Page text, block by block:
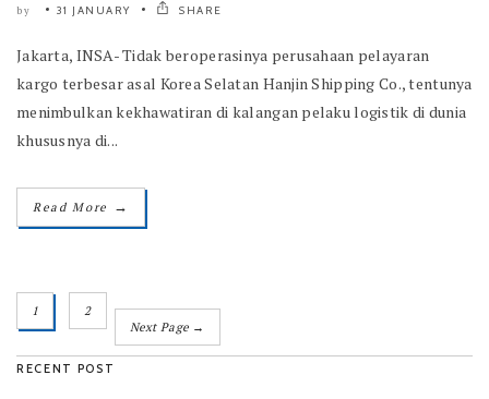
by 31 JANUARY SHARE
Jakarta, INSA- Tidak beroperasinya perusahaan pelayaran
kargo terbesar asal Korea Selatan Hanjin Shipping Co., tentunya
menimbulkan kekhawatiran di kalangan pelaku logistik di dunia
khususnya di...
Read More →
1
2
Next Page →
RECENT POST